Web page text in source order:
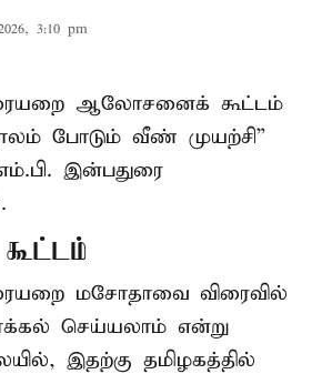
3:10 pm
ஆலோசனைக் கூட்டம்
போடும் வீண் முயற்சி”
இன்பதுரை
மசோதாவை விரைவில்
செய்யலாம் என்று
இதற்கு தமிழகத்தில்